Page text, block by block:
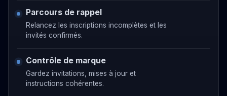
Parcours de rappel
Relancez les inscriptions incomplètes et les
invités confirmés.
Contrôle de marque
Gardez invitations, mises à jour et
instructions cohérentes.